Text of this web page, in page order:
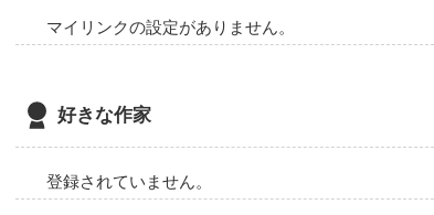
マイリンクの設定がありません。
好きな作家
登録されていません。